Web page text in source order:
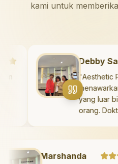
kami untuk
"
yang
orang.
Marshanda